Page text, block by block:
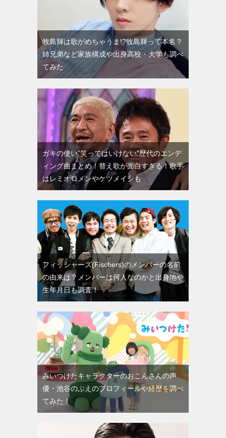
牧島輝は歌がめちゃうま!?牧島輝って本名？
姉兄弟など家族構成や出身高校・大学も調べ
てみた
ガキの使い”笑ってはいけない”歴代のエンデ
ィング曲まとめ！替え歌が面白すぎる！歌手
はレミオロメンやケツメイシも
フィッシャーズ(Fischers)のメンバーの名前
の由来は？メンバーは何人なのかと出身地や
生年月日も調査！
みいつけたキャラクターのおこんさんの声
優・池谷のぶえのプロフィールや経歴を調べ
てみた！